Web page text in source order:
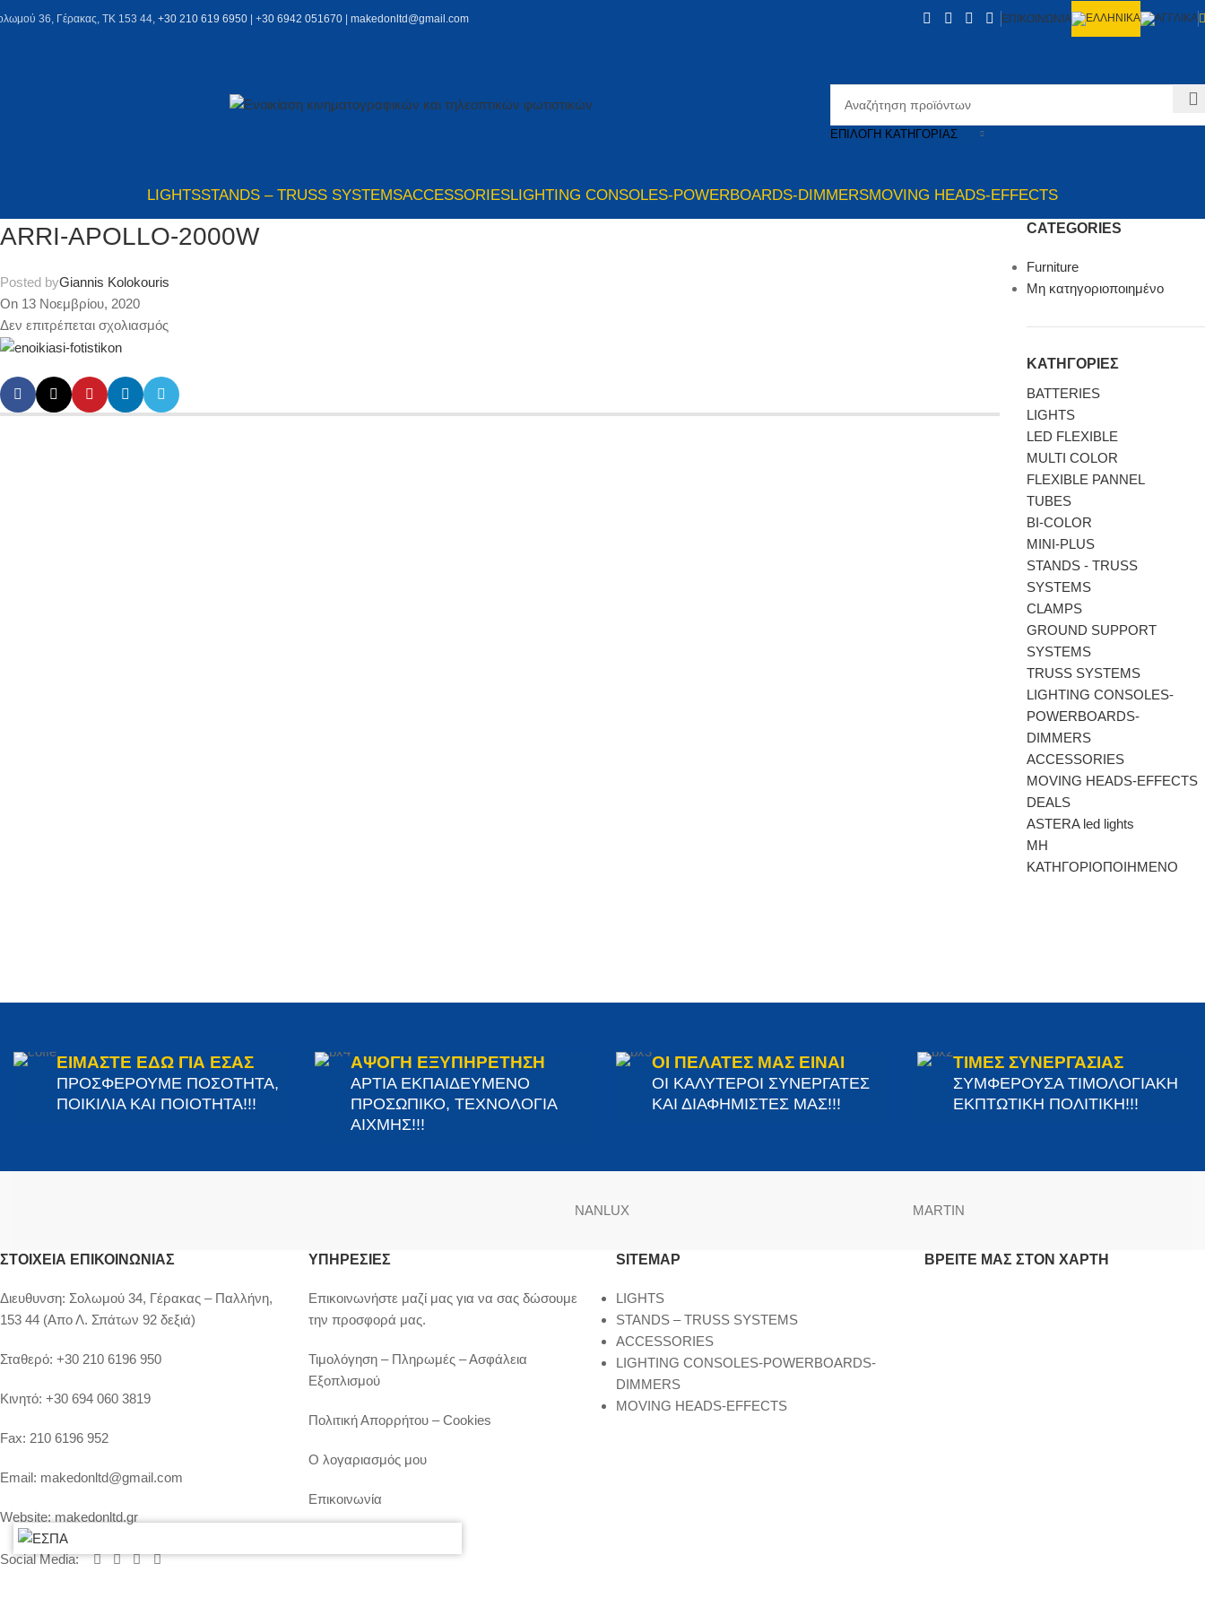
36, Γέρακας, ΤΚ 153 44, +30 210 619 6950 | +30 6942 051670 makedonltd@gmail.com ΕΠΙΚΟΙΝΩΝΙΑ
ΕΠΙΛΟΓΉ ΚΑΤΗΓΟΡΊΑΣ
LIGHTSSTANDS – TRUSS SYSTEMSACCESSORIESLIGHTING CONSOLES-POWERBOARDS-DIMMERSMOVING HEADS-EFFECTS
ARRI-APOLLO-2000W
Posted byGiannis Kolokouris
On 13 Νοεμβρίου, 2020
Δεν επιτρέπεται σχολιασμός
CATEGORIES
Furniture
Μη κατηγοριοποιημένο
ΚΑΤΗΓΟΡΙΕΣ
BATTERIES
LIGHTS
LED FLEXIBLE
MULTI COLOR
FLEXIBLE PANNEL
TUBES
BI-COLΟR
MINI-PLUS
STANDS - TRUSS
SYSTEMS
CLAMPS
GROUND SUPPORT
SYSTEMS
TRUSS SYSTEMS
LIGHTING CONSOLES-
POWERBOARDS-
DIMMERS
ACCESSORIES
MOVING HEADS-EFFECTS
DEALS
ASTERA led lights
ΜΗ
ΚΑΤΗΓΟΡΙΟΠΟΙΗΜΕΝΟ
ΕΙΜΑΣΤΕ ΕΔΩ ΓΙΑ ΕΣΑΣ
ΠΡΟΣΦΕΡΟΥΜΕ ΠΟΣΟΤΗΤΑ,
ΠΟΙΚΙΛΙΑ ΚΑΙ ΠΟΙΟΤΗΤΑ!!!
ΑΨΟΓΗ ΕΞΥΠΗΡΕΤΗΣΗ
ΑΡΤΙΑ ΕΚΠΑΙΔΕΥΜΕΝΟ
ΠΡΟΣΩΠΙΚΟ, ΤΕΧΝΟΛΟΓΙΑ
ΑΙΧΜΗΣ!!!
ΟΙ ΠΕΛΑΤΕΣ ΜΑΣ ΕΙΝΑΙ
ΟΙ ΚΑΛΥΤΕΡΟΙ ΣΥΝΕΡΓΑΤΕΣ
ΚΑΙ ΔΙΑΦΗΜΙΣΤΕΣ ΜΑΣ!!!
ΤΙΜΕΣ ΣΥΝΕΡΓΑΣΙΑΣ
ΣΥΜΦΕΡΟΥΣΑ ΤΙΜΟΛΟΓΙΑΚΗ
ΕΚΠΤΩΤΙΚΗ ΠΟΛΙΤΙΚΗ!!!
NANLUX MARTIN
ΣΤΟΙΧΕΊΑ ΕΠΙΚΟΙΝΩΝΊΑΣ
Διευθυνση: Σολωμού 34, Γέρακας – Παλλήνη,
153 44 (Απο Λ. Σπάτων 92 δεξιά)
Σταθερό: +30 210 6196 950
Κινητό: +30 694 060 3819
Fax: 210 6196 952
Email: makedonltd@gmail.com
Website: makedonltd.gr
Social Media:
ΥΠΗΡΕΣΙΕΣ
Επικοινωνήστε μαζί μας για να σας δώσουμε
την προσφορά μας.
Τιμολόγηση – Πληρωμές – Ασφάλεια
Εξοπλισμού
Πολιτική Απορρήτου – Cookies
Ο λογαριασμός μου
Επικοινωνία
SITEMAP
LIGHTS
STANDS – TRUSS SYSTEMS
ACCESSORIES
LIGHTING CONSOLES-POWERBOARDS-
DIMMERS
MOVING HEADS-EFFECTS
ΒΡΕΊΤΕ ΜΑΣ ΣΤΟΝ ΧΆΡΤΗ